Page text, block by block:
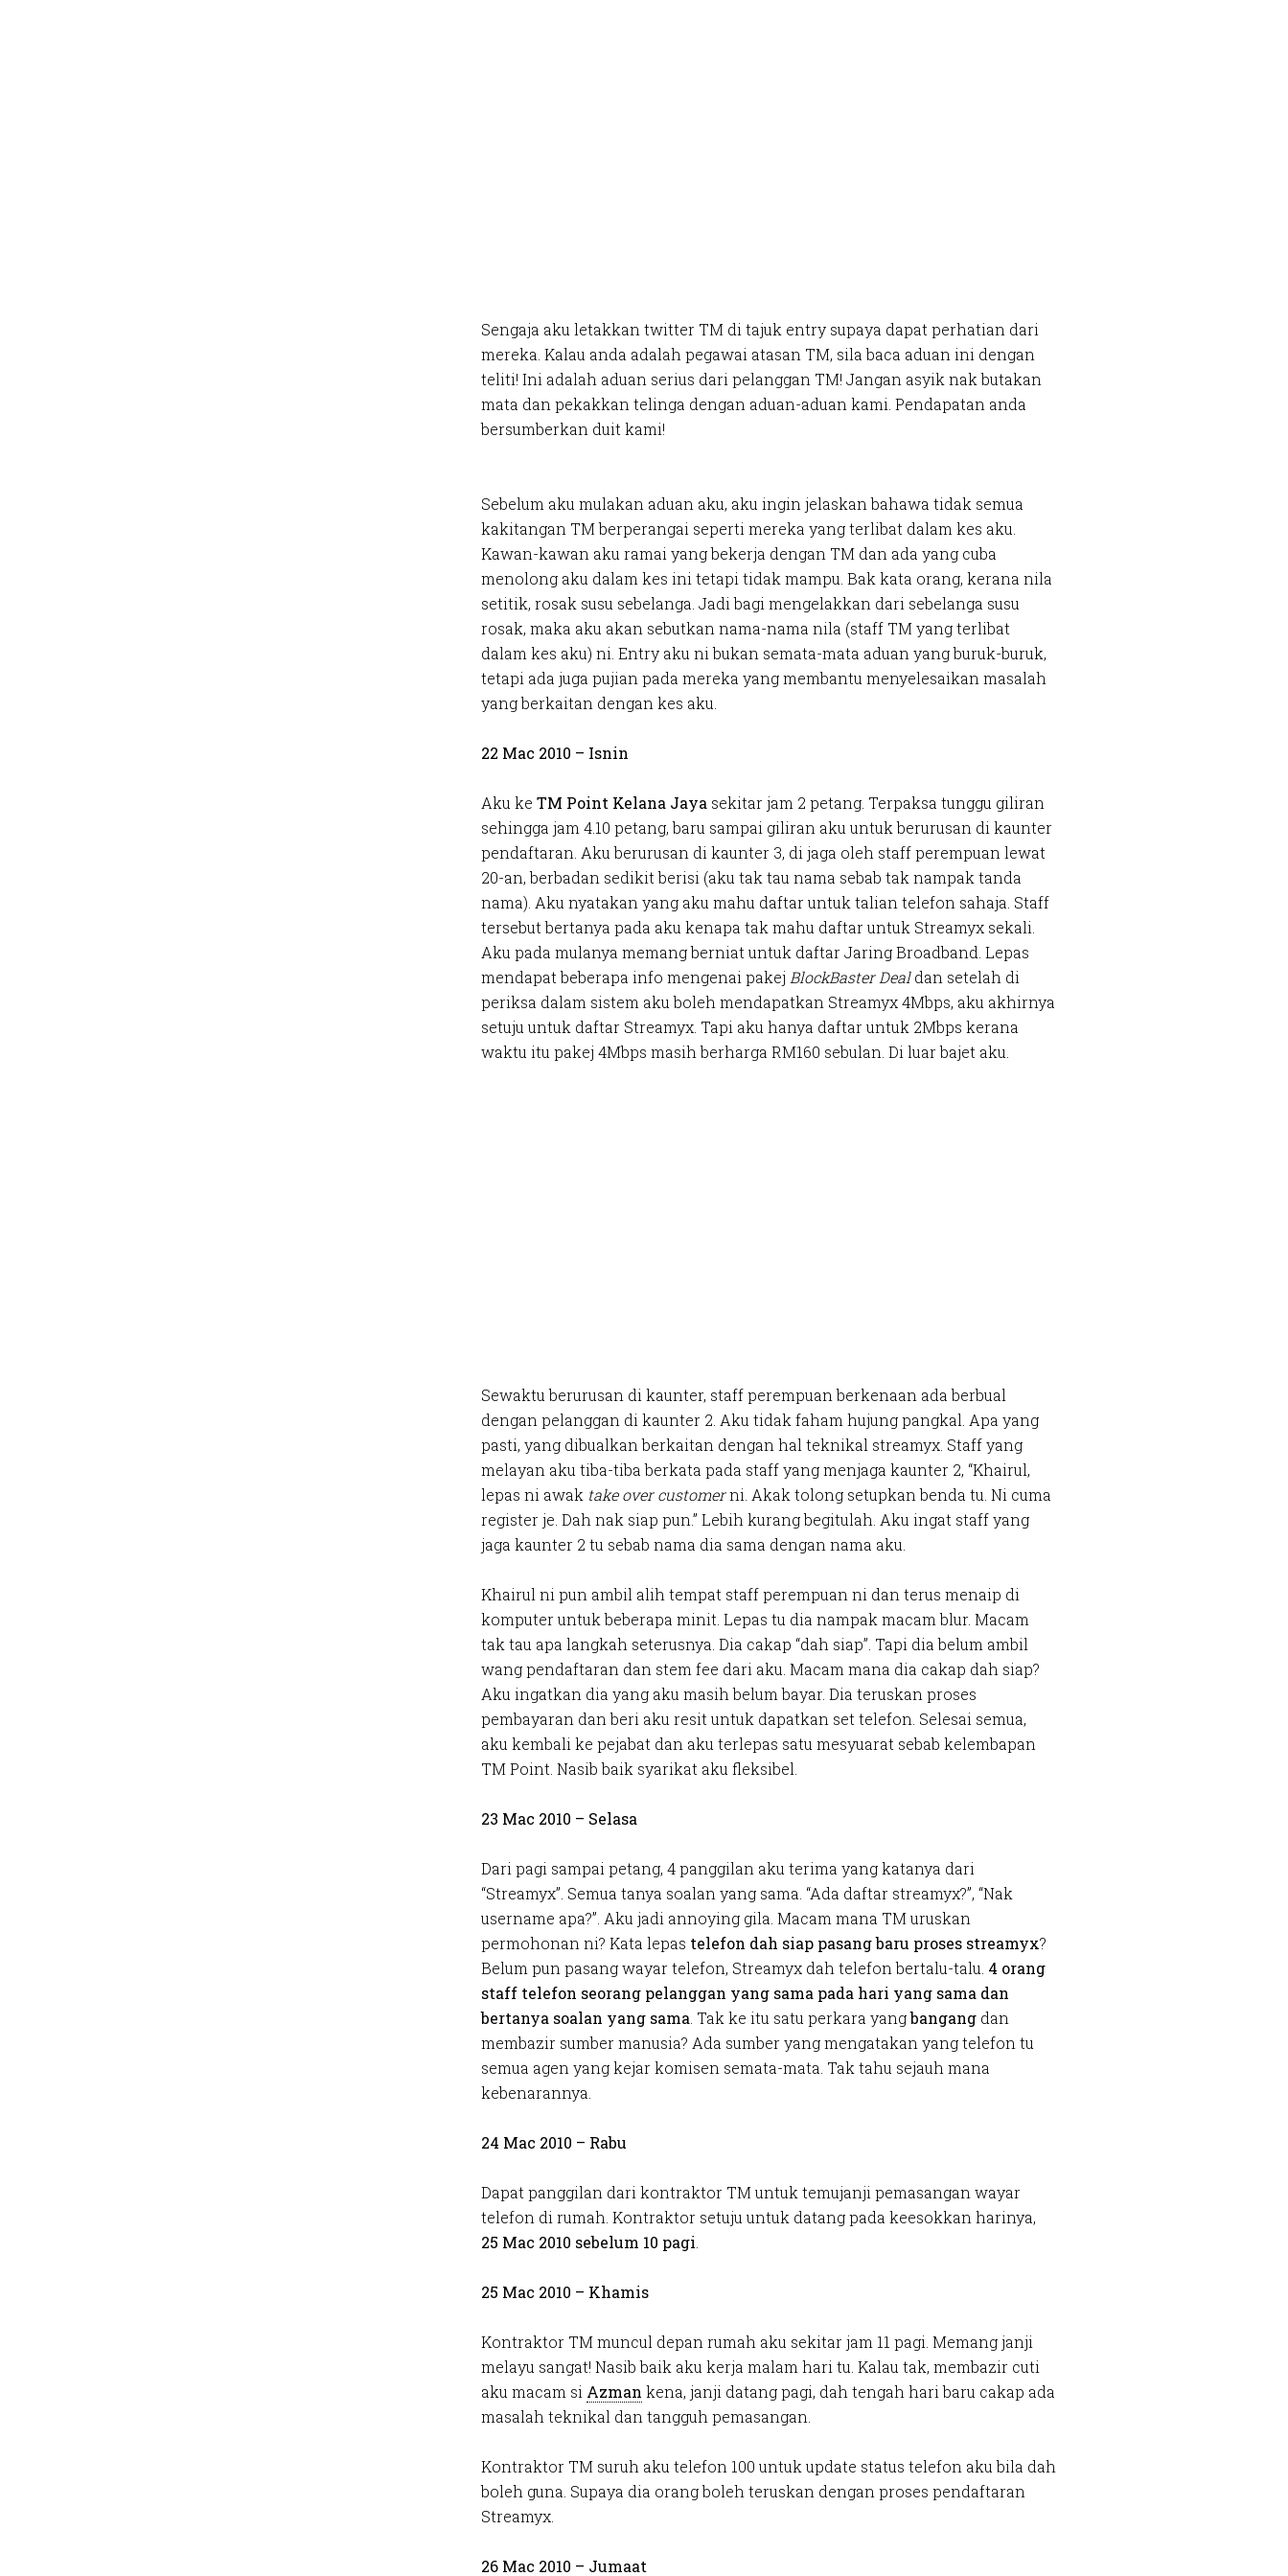
Sengaja aku letakkan twitter TM di tajuk entry supaya dapat perhatian dari
mereka. Kalau anda adalah pegawai atasan TM, sila baca aduan ini dengan
teliti! Ini adalah aduan serius dari pelanggan TM! Jangan asyik nak butakan
mata dan pekakkan telinga dengan aduan-aduan kami. Pendapatan anda
bersumberkan duit kami!
Sebelum aku mulakan aduan aku, aku ingin jelaskan bahawa tidak semua
kakitangan TM berperangai seperti mereka yang terlibat dalam kes aku.
Kawan-kawan aku ramai yang bekerja dengan TM dan ada yang cuba
menolong aku dalam kes ini tetapi tidak mampu. Bak kata orang, kerana nila
setitik, rosak susu sebelanga. Jadi bagi mengelakkan dari sebelanga susu
rosak, maka aku akan sebutkan nama-nama nila (staff TM yang terlibat
dalam kes aku) ni. Entry aku ni bukan semata-mata aduan yang buruk-buruk,
tetapi ada juga pujian pada mereka yang membantu menyelesaikan masalah
yang berkaitan dengan kes aku.
22 Mac 2010 – Isnin
Aku ke TM Point Kelana Jaya sekitar jam 2 petang. Terpaksa tunggu giliran
sehingga jam 4.10 petang, baru sampai giliran aku untuk berurusan di kaunter
pendaftaran. Aku berurusan di kaunter 3, di jaga oleh staff perempuan lewat
20-an, berbadan sedikit berisi (aku tak tau nama sebab tak nampak tanda
nama). Aku nyatakan yang aku mahu daftar untuk talian telefon sahaja. Staff
tersebut bertanya pada aku kenapa tak mahu daftar untuk Streamyx sekali.
Aku pada mulanya memang berniat untuk daftar Jaring Broadband. Lepas
mendapat beberapa info mengenai pakej BlockBaster Dealdan setelah di
periksa dalam sistem aku boleh mendapatkan Streamyx 4Mbps, aku akhirnya
setuju untuk daftar Streamyx. Tapi aku hanya daftar untuk 2Mbps kerana
waktu itu pakej 4Mbps masih berharga RM160 sebulan. Di luar bajet aku.
Sewaktu berurusan di kaunter, staff perempuan berkenaan ada berbual
dengan pelanggan di kaunter 2. Aku tidak faham hujung pangkal. Apa yang
pasti, yang dibualkan berkaitan dengan hal teknikal streamyx. Staff yang
melayan aku tiba-tiba berkata pada staff yang menjaga kaunter 2, “Khairul,
lepas ni awak take over customerni. Akak tolong setupkan benda tu. Ni cuma
register je. Dah nak siap pun.” Lebih kurang begitulah. Aku ingat staff yang
jaga kaunter 2 tu sebab nama dia sama dengan nama aku.
Khairul ni pun ambil alih tempat staff perempuan ni dan terus menaip di
komputer untuk beberapa minit. Lepas tu dia nampak macam blur. Macam
tak tau apa langkah seterusnya. Dia cakap “dah siap”. Tapi dia belum ambil
wang pendaftaran dan stem fee dari aku. Macam mana dia cakap dah siap?
Aku ingatkan dia yang aku masih belum bayar. Dia teruskan proses
pembayaran dan beri aku resit untuk dapatkan set telefon. Selesai semua,
aku kembali ke pejabat dan aku terlepas satu mesyuarat sebab kelembapan
TM Point. Nasib baik syarikat aku fleksibel.
23 Mac 2010 – Selasa
Dari pagi sampai petang, 4 panggilan aku terima yang katanya dari
“Streamyx”. Semua tanya soalan yang sama. “Ada daftar streamyx?”, “Nak
username apa?”. Aku jadi annoying gila. Macam mana TM uruskan
permohonan ni? Kata lepas telefon dah siap pasang baru proses streamyx?
Belum pun pasang wayar telefon, Streamyx dah telefon bertalu-talu. 4 orang
staff telefon seorang pelanggan yang sama pada hari yang sama dan
bertanya soalan yang sama . Tak ke itu satu perkara yangbangang dan
membazir sumber manusia? Ada sumber yang mengatakan yang telefon tu
semua agen yang kejar komisen semata-mata. Tak tahu sejauh mana
kebenarannya.
24 Mac 2010 – Rabu
Dapat panggilan dari kontraktor TM untuk temujanji pemasangan wayar
telefon di rumah. Kontraktor setuju untuk datang pada keesokkan harinya,
25 Mac 2010 sebelum 10 pagi
25 Mac 2010 – Khamis
Kontraktor TM muncul depan rumah aku sekitar jam 11 pagi. Memang janji
melayu sangat! Nasib baik aku kerja malam hari tu. Kalau tak, membazir cuti
aku macam si Azman kena, janji datang pagi, dah tengah hari baru cakap ada
masalah teknikal dan tangguh pemasangan.
Kontraktor TM suruh aku telefon 100 untuk update status telefon aku bila dah
boleh guna. Supaya dia orang boleh teruskan dengan proses pendaftaran
Streamyx.
26 Mac 2010 – Jumaat